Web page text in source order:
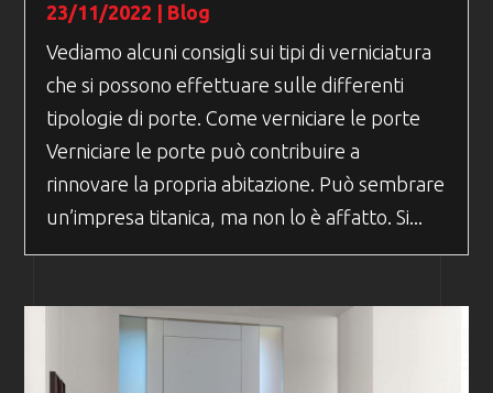
23/11/2022
Blog
Vediamo alcuni consigli sui tipi di verniciatura
che si possono effettuare sulle differenti
tipologie di porte. Come verniciare le porte
Verniciare le porte può contribuire a
rinnovare la propria abitazione. Può sembrare
un’impresa titanica, ma non lo è affatto. Si...